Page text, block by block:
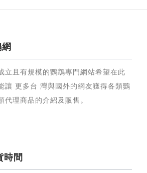
立且有規模的鸚鵡專門網站希望在此
讓 更多台 灣與國外的網友獲得各類鸚
理商品的介紹及販售。
時間